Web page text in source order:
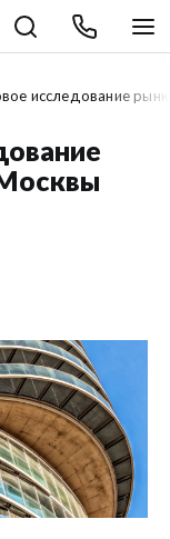
исследование